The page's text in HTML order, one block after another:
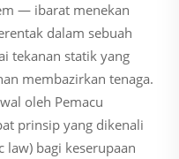
— ibarat menekan
dalam sebuah
tekanan statik yang
membazirkan tenaga.
oleh Pemacu
prinsip yang dikenali
law) bagi keserupaan